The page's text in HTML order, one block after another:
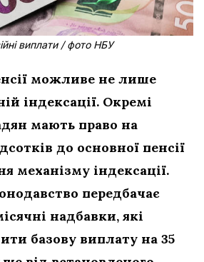
виплати / фото НБУ
можливе не лише
індексації. Окремі
мають право на
до основної пенсії
механізму індексації.
передбачає
надбавки, які
базову виплату на 35